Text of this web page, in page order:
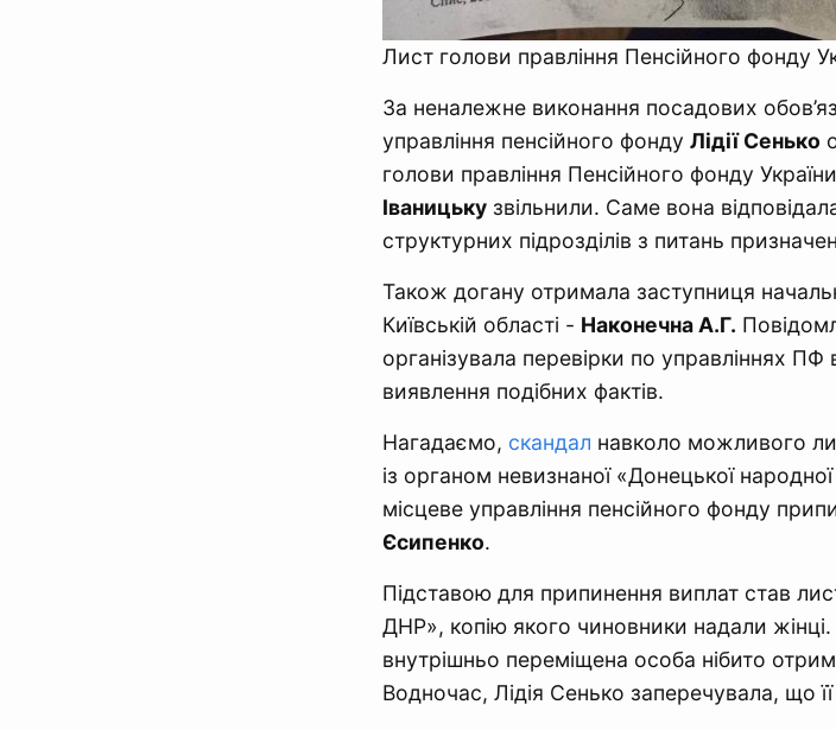
Лист голови правління Пенсійного фонду
За неналежне виконання посадових
управління пенсійного фонду Лідії Сенько
голови правління Пенсійного фонду
Іваницьку звільнили. Саме вона
структурних підрозділів з питань
Також догану отримала заступниця
Київській області - Наконечна А.Г.
організувала перевірки по управліннях ПФ
виявлення подібних фактів.
Нагадаємо, скандал навколо можливого
із органом невизнаної «Донецької
місцеве управління пенсійного фонду
Єсипенко.
Підставою для припинення виплат став
ДНР», копію якого чиновники надали
внутрішньо переміщена особа нібито
Водночас, Лідія Сенько заперечувала, що